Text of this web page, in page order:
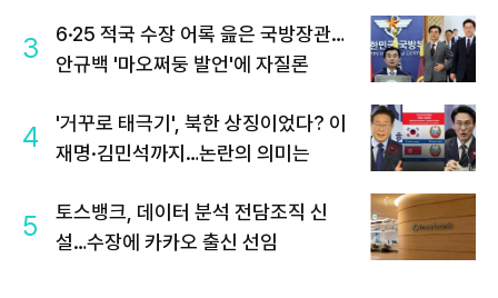
3
6·25 적국 수장 어록 읊은 국방장관…
안규백 '마오쩌둥 발언'에 자질론
4
'거꾸로 태극기', 북한 상징이었다? 이
재명·김민석까지…논란의 의미는
5
토스뱅크, 데이터 분석 전담조직 신
설…수장에 카카오 출신 선임